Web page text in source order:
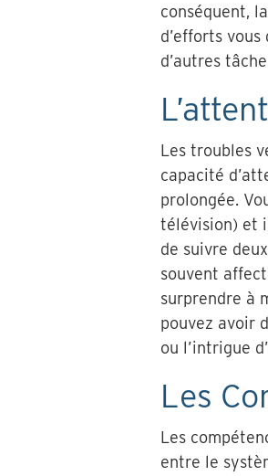
conséquent,
d’efforts
d’autres
Les troubles
capacité
prolongée.
télévision) et
de suivre
souvent
surprendre à
pouvez avoir
ou l’intrigue
Les
Les
entre le